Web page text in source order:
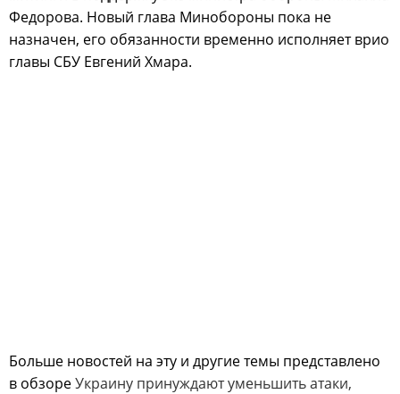
Федорова. Новый глава Минобороны пока не
назначен, его обязанности временно исполняет врио
главы СБУ Евгений Хмара.
Больше новостей на эту и другие темы представлено
в обзореУкраину принуждают уменьшить атаки,